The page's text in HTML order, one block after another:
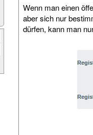
Wenn man einen
aber sich nur
dürfen, kann man